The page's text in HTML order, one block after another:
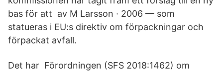
bas för att av M Larsson · 2006 — som
statueras i EU:s direktiv om förpackningar och
förpackat avfall.
Det har Förordningen (SFS 2018:1462) om